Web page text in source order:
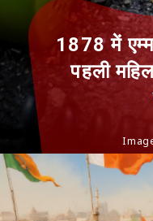
1878 में
पहली